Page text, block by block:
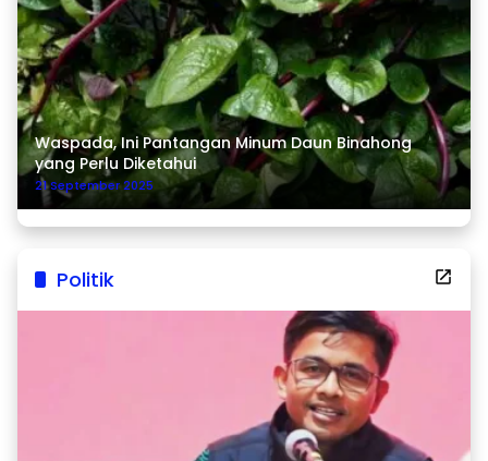
Waspada, Ini Pantangan Minum Daun Binahong
yang Perlu Diketahui
21 September 2025
Politik